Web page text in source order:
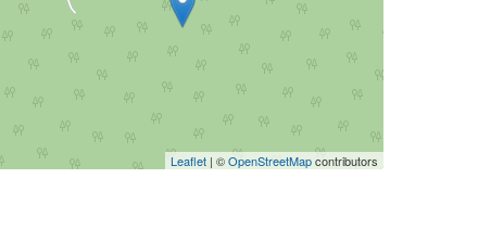
Leaflet | ©OpenStreetMapcontributors